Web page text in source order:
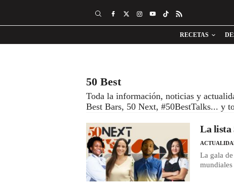
RECETAS
50 Best
Toda la información, noticias y
Best Bars, 50 Next, #50BestTalks... y
La lista
La gala